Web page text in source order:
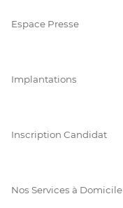
Espace Presse
Implantations
Inscription Candidat
Nos Services à Domicile